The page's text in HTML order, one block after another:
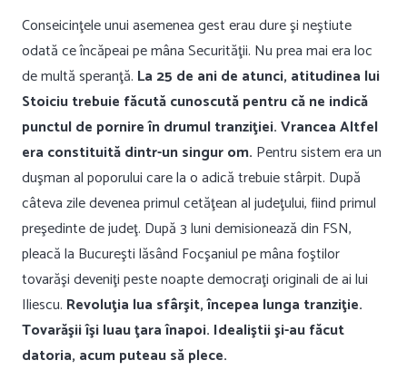
Conseicinţele unui asemenea gest erau dure şi neştiute
odată ce încăpeai pe mâna Securităţii. Nu prea mai era loc
de multă speranţă. La 25 de ani de atunci, atitudinea lui
Stoiciu trebuie făcută cunoscută pentru că ne indică
punctul de pornire în drumul tranziţiei. Vrancea Altfel
era constituită dintr-un singur om. Pentru sistem era un
duşman al poporului care la o adică trebuie stârpit. După
câteva zile devenea primul cetăţean al judeţului, fiind primul
preşedinte de judeţ. După 3 luni demisionează din FSN,
pleacă la Bucureşti lăsând Focşaniul pe mâna foştilor
tovarăşi deveniţi peste noapte democraţi originali de ai lui
Iliescu. Revoluţia lua sfârşit, începea lunga tranziţie.
Tovarăşii îşi luau ţara înapoi. Idealiştii şi-au făcut
datoria, acum puteau să plece.